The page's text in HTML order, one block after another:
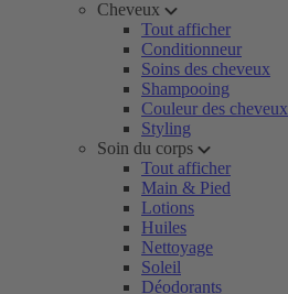
Cheveux
Tout afficher
Conditionneur
Soins des cheveux
Shampooing
Couleur des cheveux
Styling
Soin du corps
Tout afficher
Main & Pied
Lotions
Huiles
Nettoyage
Soleil
Déodorants